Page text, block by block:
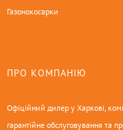
Газонокосарки
ПРО КОМПАНІЮ
Офіційний дилер у Харкові,
гарантійне обслуговування та